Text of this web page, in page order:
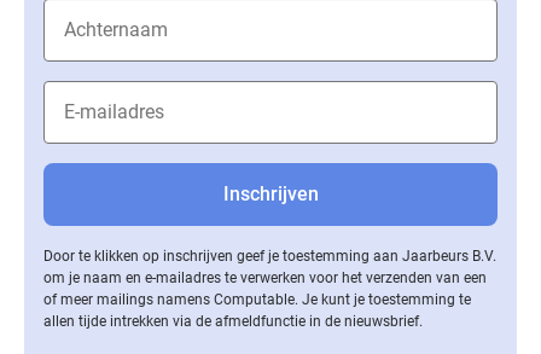
Door te klikken op inschrijven geef je toestemming aan Jaarbeurs B.V.
om je naam en e-mailadres te verwerken voor het verzenden van een
of meer mailings namens Computable. Je kunt je toestemming te
allen tijde intrekken via de af­meld­func­tie in de nieuwsbrief.